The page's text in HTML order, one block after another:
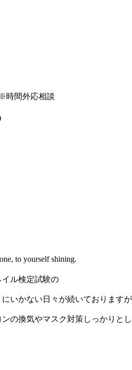
時間外応相談
to yourself shining.
ル検定試験の
いかない日々が続いておりますが
の換気やマスク対策しっかりとし